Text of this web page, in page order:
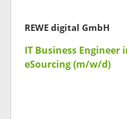
REWE digital GmbH
IT Business
eSourcing (m/w/d)